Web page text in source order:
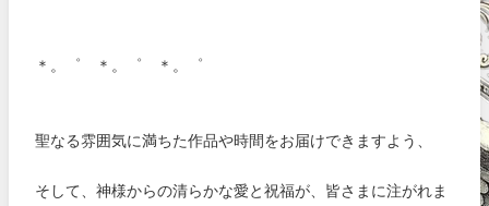
＊。゜ ＊。゜ ＊。゜
聖なる雰囲気に満ちた作品や時間をお届けできますよう、
そして、神様からの清らかな愛と祝福が、皆さまに注がれま